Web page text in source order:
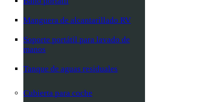
Manguera de alcantarillado RV
Soporte portátil para lavado de
manos
Tanque de aguas residuales
Cubierta para coche